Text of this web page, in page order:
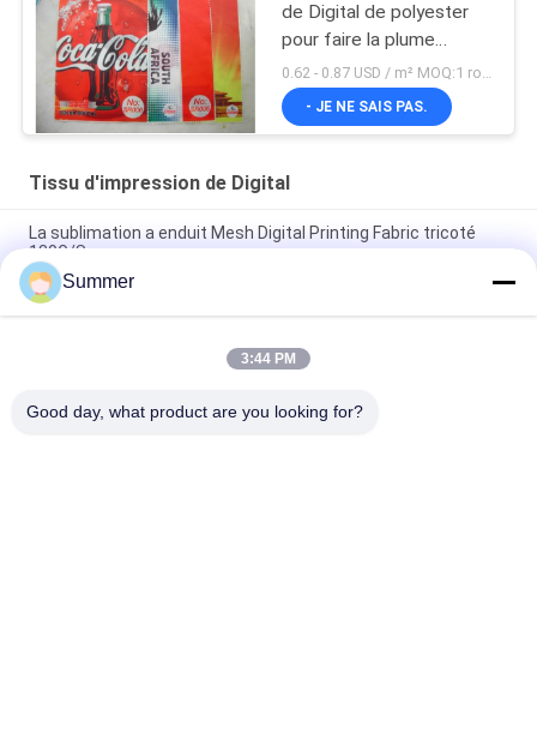
de Digital de polyester
pour faire la plume
diminuer directement
- JE NE SAIS PAS.
Tissu d'impression de Digital
La sublimation a enduit Mesh Digital Printing Fabric tricoté
130G/Sqm
Bannière imprimant la machine d'impression de drapeau de
machine d'impression de sublimation de Digital
Petit pain à la maison de jet d'encre de Digital de tissu
Summer
3:44 PM
Good day, what product are you looking for?